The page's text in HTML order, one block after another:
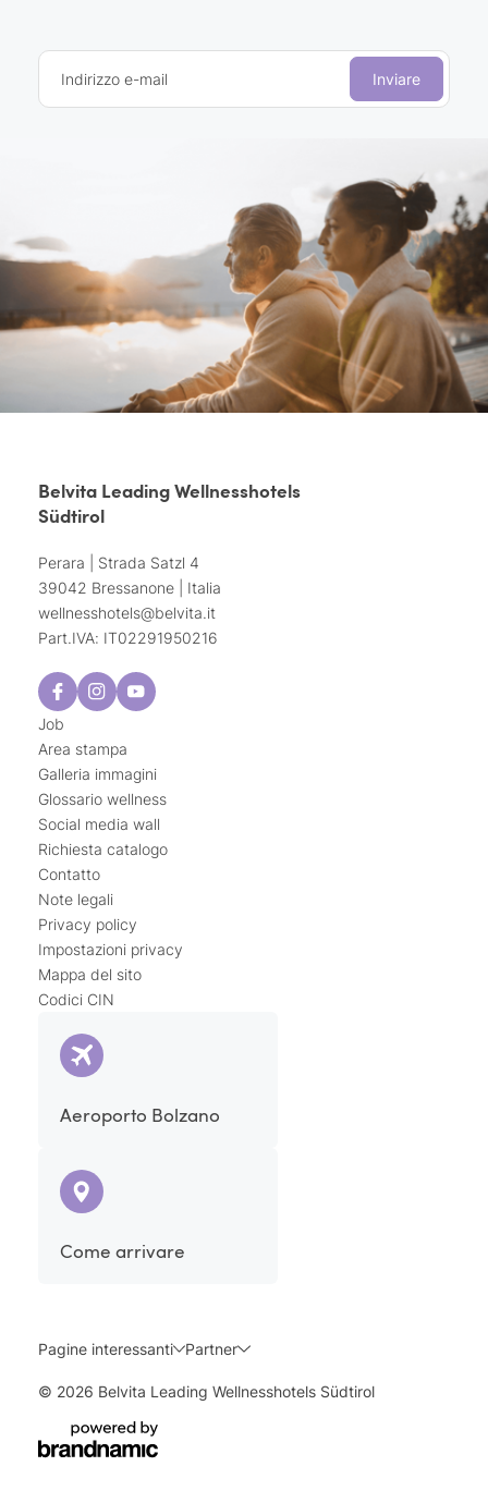
Indirizzo e-mail Inviare
Belvita Leading Wellnesshotels
Südtirol
Perara | Strada Satzl 4
39042 Bressanone | Italia
wellnesshotels@belvita.it
Part.IVA: IT02291950216
Job
Area stampa
Galleria immagini
Glossario wellness
Social media wall
Richiesta catalogo
Contatto
Note legali
Privacy policy
Impostazioni privacy
Mappa del sito
Codici CIN
Aeroporto Bolzano
Come arrivare
Pagine interessanti Partner
© 2026 Belvita Leading Wellnesshotels Südtirol